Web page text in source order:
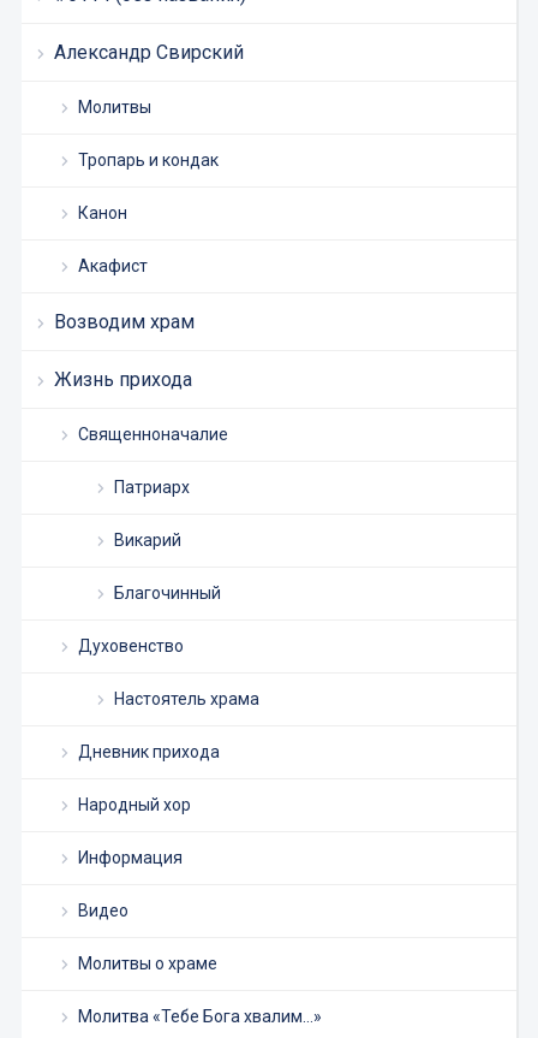
Александр Свирский
Молитвы
Тропарь и кондак
Канон
Акафист
Возводим храм
Жизнь прихода
Священноначалие
Патриарх
Викарий
Благочинный
Духовенство
Настоятель храма
Дневник прихода
Народный хор
Информация
Видео
Молитвы о храме
Молитва «Тебе Бога хвалим…»